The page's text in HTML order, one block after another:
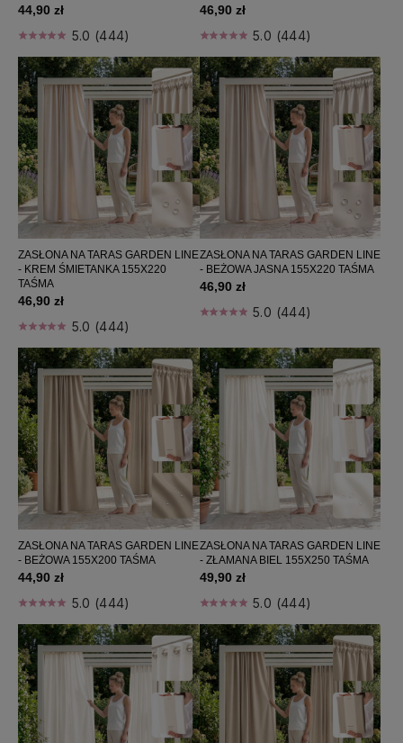
Firany gotowe
Poszewki dekoracyjne
Poduszki dekoracyjne
Poduszki na krzesła
Narzuty
Obrusy
Prześcieradła
Poduszki
Koce / pledy
Zapachy do domu
Perfumy damskie
Home wellness
Bestsellers
Nowości
FILTRUJ
Kategorie: Zasłony na taras
Producent: (wybierz)
Cena: (wybierz)
Sortuj wg: Nazwa produktu A-Z
44,90 zł
5.0 (444)
46,90 zł
5.0 (444)
ZASŁONA NA TARAS GARDEN LINE
- KREM ŚMIETANKA 155X220
TAŚMA
46,90 zł
5.0 (444)
ZASŁONA NA TARAS GARDEN LINE
- BEŻOWA JASNA 155X220 TAŚMA
46,90 zł
5.0 (444)
ZASŁONA NA TARAS GARDEN LINE
- BEŻOWA 155X200 TAŚMA
44,90 zł
5.0 (444)
ZASŁONA NA TARAS GARDEN LINE
- ZŁAMANA BIEL 155X250 TAŚMA
49,90 zł
5.0 (444)